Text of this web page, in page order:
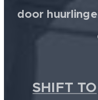
door
SHIFT TO